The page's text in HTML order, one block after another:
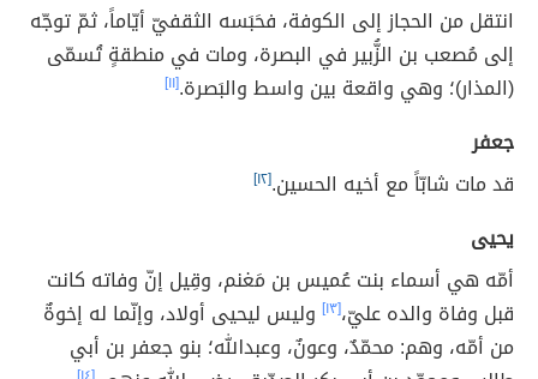
انتقل من الحجاز إلى الكوفة، فحَبَسه الثقفيّ أيّاماً، ثمّ توجّه
إلى مُصعب بن الزُّبير في البصرة، ومات في منطقةٍ تُسمّى
(المذار)؛ وهي واقعة بين واسط والبَصرة.[١١]
جعفر
قد مات شابّاً مع أخيه الحسين.[١٢]
يحيى
أمّه هي أسماء بنت عُميس بن مَغنم، وقِيل إنّ وفاته كانت
قبل وفاة والده عليّ،[١٣]
وليس ليحيى أولاد، وإنّما له إخوةٌ
من أمّه، وهم: محمّدٌ، وعونٌ، وعبدالله؛ بنو جعفر بن أبي